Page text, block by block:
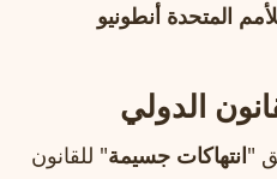
المتحدة أنطونيو
الدولي
"انتهاكات جسيمة" للقانون